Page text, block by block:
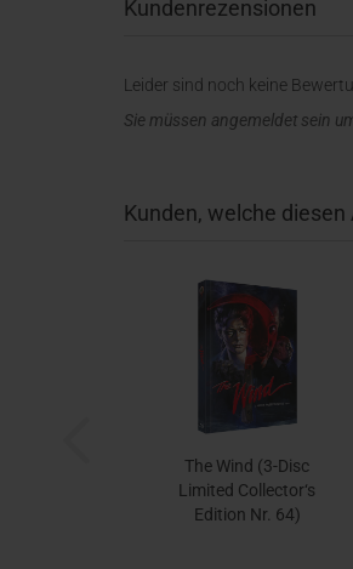
Kundenrezensionen
Leider sind noch keine
Sie müssen angemeldet sein
Kunden, welche
The Wind (3-Disc
Limited Collector‘s
Edition Nr. 64)